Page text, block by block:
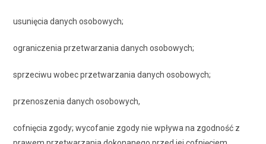
usunięcia danych osobowych;
ograniczenia przetwarzania danych osobowych;
sprzeciwu wobec przetwarzania danych osobowych;
przenoszenia danych osobowych,
cofnięcia zgody; wycofanie zgody nie wpływa na zgodność z